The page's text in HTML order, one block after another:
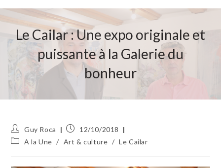
Le Cailar : Une expo originale et
puissante à la Galerie du
bonheur
Auteur/autrice
de
Guy Roca
Publication
publiée :
12/10/2018
PostA la Une / Art & culture / Le Cailar